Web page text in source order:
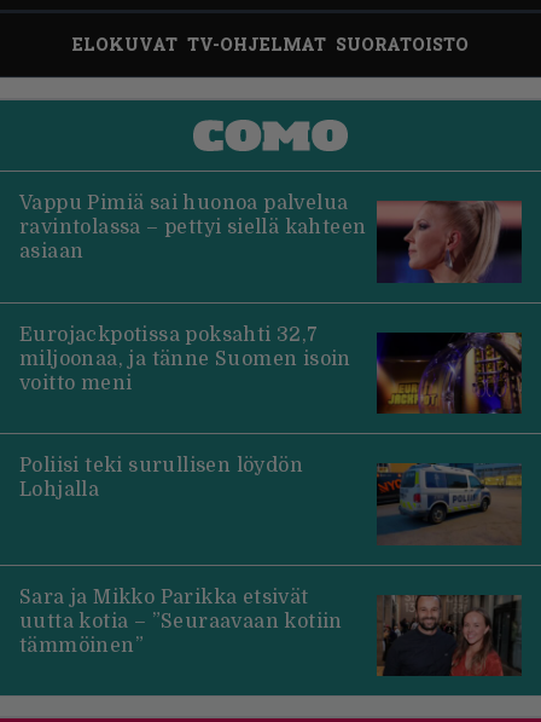
ELOKUVAT TV-OHJELMAT SUORATOISTO
Vappu Pimiä sai huonoa palvelua
ravintolassa – pettyi siellä kahteen
asiaan
Eurojackpotissa poksahti 32,7
miljoonaa, ja tänne Suomen isoin
voitto meni
Poliisi teki surullisen löydön
Lohjalla
Sara ja Mikko Parikka etsivät
uutta kotia – ”Seuraavaan kotiin
tämmöinen”